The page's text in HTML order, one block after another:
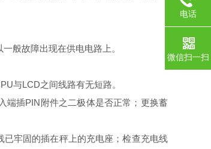
般故障出现在供电电路上。
与LCD之间线路有无短路。
端插PIN附件之二极体是否正常；更换蓄
牢固的插在秤上的充电座；检查充电线
电话
微信扫一扫